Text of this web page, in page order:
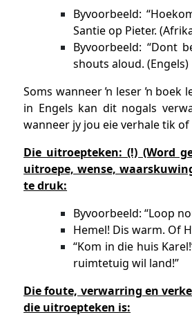
Byvoorbeeld:
Santie op Pieter.
Byvoorbeeld: “Dont
shouts aloud. (Engels)
Soms wanneer ŉ leser ŉ boek
in Engels kan dit nogals
wanneer jy jou eie verhale tik of
Die uitroepteken: (!) (Word
uitroepe, wense,
te druk:
Byvoorbeeld: “Loop
Hemel! Dis warm. Of
“Kom in die huis
ruimtetuig wil land!”
Die foute, verwarring en
die uitroepteken is: